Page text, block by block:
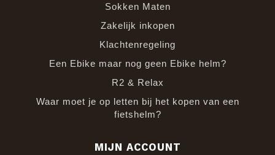
Sokken Maten
Zakelijk inkopen
Klachtenregeling
Een Ebike maar nog geen Ebike helm?
R2 & Relax
Waar moet je op letten bij het kopen van een
fietshelm?
MIJN ACCOUNT